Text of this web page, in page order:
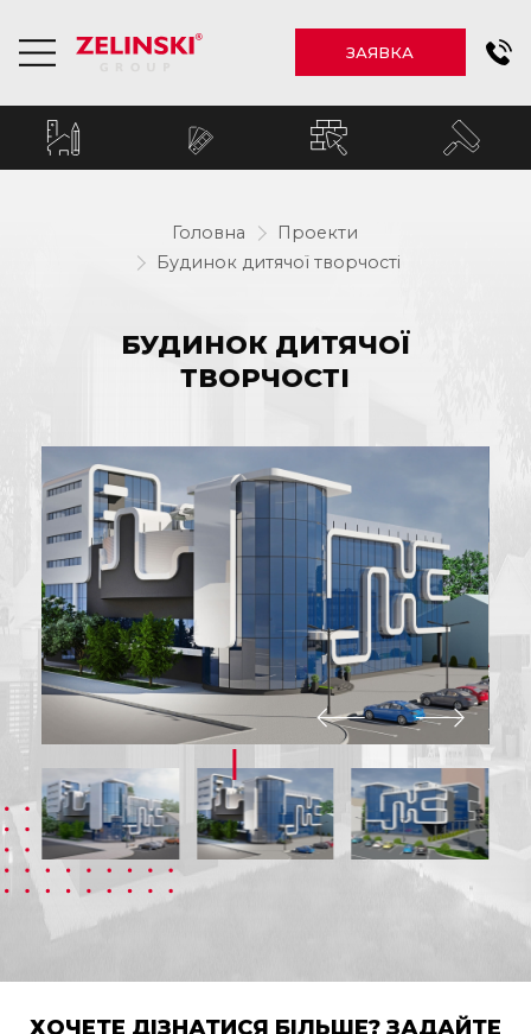
ЗАЯВКА
Головна
Проекти
Будинок дитячої творчості
БУДИНОК ДИТЯЧОЇ
ТВОРЧОСТІ
ХОЧЕТЕ ДІЗНАТИСЯ БІЛЬШЕ? ЗАДАЙТЕ